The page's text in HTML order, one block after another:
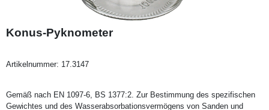
Konus-Pyknometer
Artikelnummer: 17.3147
Gemäß nach EN 1097-6, BS 1377:2. Zur Bestimmung des spezifischen
Gewichtes und des Wasserabsorbationsvermögens von Sanden und